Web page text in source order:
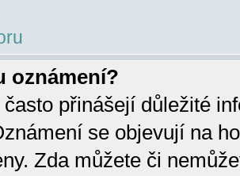
oznámení?
přinášejí důležité
se objevují na
Zda můžete či